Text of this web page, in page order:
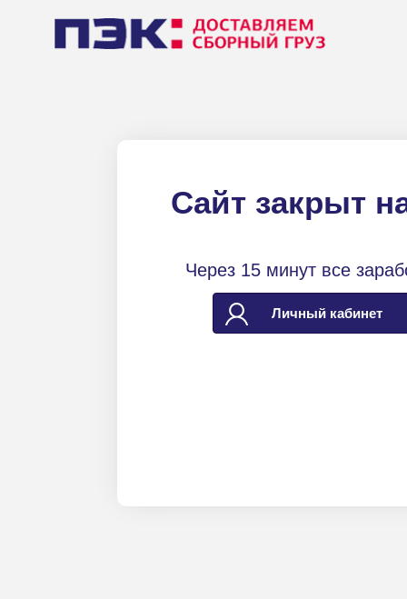
Сайт закрыт
Через 15 минут все
Личный кабинет